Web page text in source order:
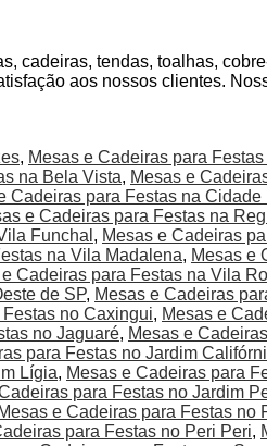
cadeiras, tendas, toalhas,
aos nossos clientes.
, Mesas e Cadeiras para
na Bela Vista, Mesas e
Cadeiras para Festas na Cidade
e Cadeiras para Festas na
Funchal , Mesas e Cadeiras
na Vila Madalena, Mesas e
e Cadeiras para Festas na Vila
de SP, Mesas e Cadeiras
no Caxingui, Mesas e
no Jaguaré, Mesas e
para Festas no Jardim
Lígia, Mesas e Cadeiras para
para Festas no Jardim
Mesas e Cadeiras para Festas no
para Festas no Peri Peri,